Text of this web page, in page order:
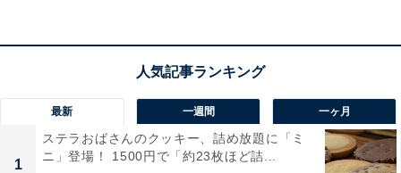
3色のクランチチョコボールがヨーグルトとは別に付く
最新 一週間 一ヶ月
1
ステラおばさんのクッキー、詰め放題に「ミ
ニ」登場！ 1500円で「約23枚ほど詰...